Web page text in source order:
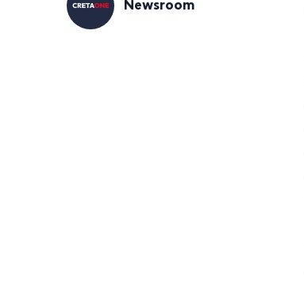
Newsroom